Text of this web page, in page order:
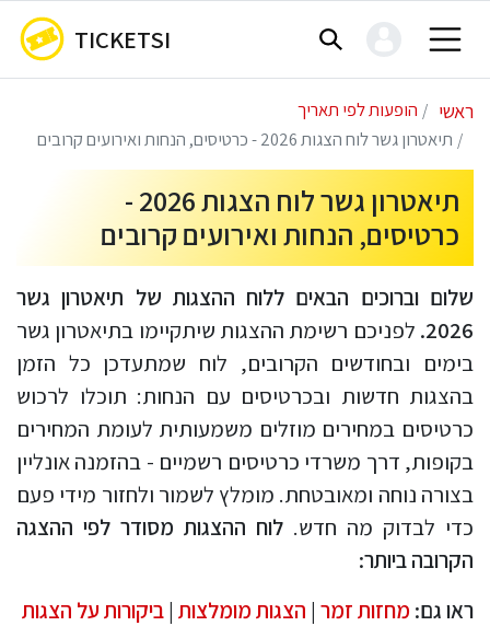
TICKETSI
ראשי
הופעות לפי תאריך
תיאטרון גשר לוח הצגות 2026 - כרטיסים, הנחות ואירועים קרובים
תיאטרון גשר לוח הצגות 2026 -
כרטיסים, הנחות ואירועים קרובים
שלום וברוכים הבאים ללוח ההצגות של תיאטרון גשר
2026. לפניכם רשימת ההצגות שיתקיימו בתיאטרון גשר
בימים ובחודשים הקרובים, לוח שמתעדכן כל הזמן
בהצגות חדשות ובכרטיסים עם הנחות: תוכלו לרכוש
כרטיסים במחירים מוזלים משמעותית לעומת המחירים
בקופות, דרך משרדי כרטיסים רשמיים - בהזמנה אונליין
בצורה נוחה ומאובטחת. מומלץ לשמור ולחזור מידי פעם
כדי לבדוק מה חדש. לוח ההצגות מסודר לפי ההצגה
הקרובה ביותר:
ראו גם: מחזות זמר | הצגות מומלצות |ביקורות על הצגות